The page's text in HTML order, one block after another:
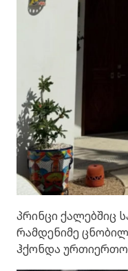
პრინცი ქალებშიც
რამდენიმე
ჰქონდა